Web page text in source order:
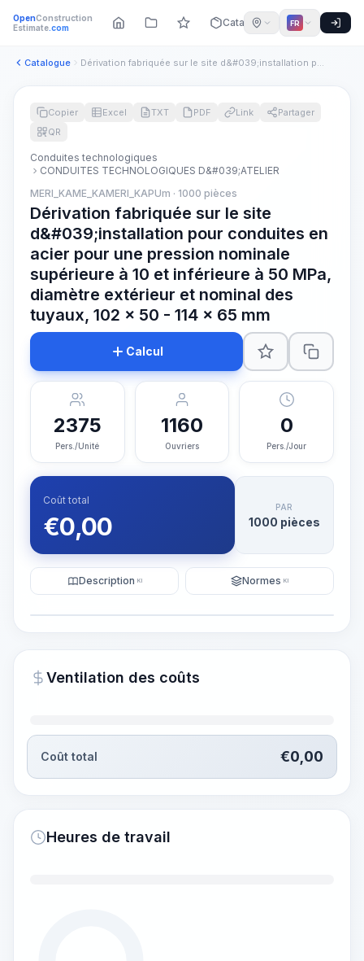
OpenConstruction
Estimate.com Catalogue FR
Catalogue Dérivation fabriquée sur le site d&#039;installation pour co...
~15-30 Sek.
Copier Excel TXT PDF Link
Partager
QR
Conduites technologiques
CONDUITES TECHNOLOGIQUES D&#039;ATELIER
MERI_KAME_KAMERI_KAPUm · 1000 pièces
Dérivation fabriquée sur le site
d&#039;installation pour conduites en
acier pour une pression nominale
supérieure à 10 et inférieure à 50 MPa,
diamètre extérieur et nominal des
tuyaux, 102 x 50 - 114 x 65 mm
Calcul
2375
Pers./Unité
1160
Ouvriers
0
Pers./Jour
Coût total
€0,00
PAR
1000 pièces
Description KI Normes KI
Ventilation des coûts
Coût total €0,00
Heures de travail